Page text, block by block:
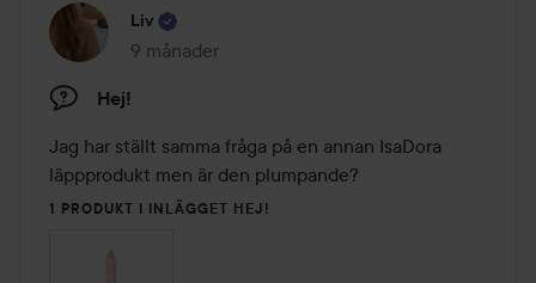
Liv
9 månader
Inlägget skapades 9 månader
Hej!
Jag har ställt samma fråga på en annan IsaDora
läppprodukt men är den plumpande?
1 PRODUKT I INLÄGGET HEJ!